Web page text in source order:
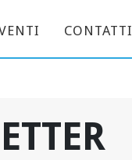
CONTATTI